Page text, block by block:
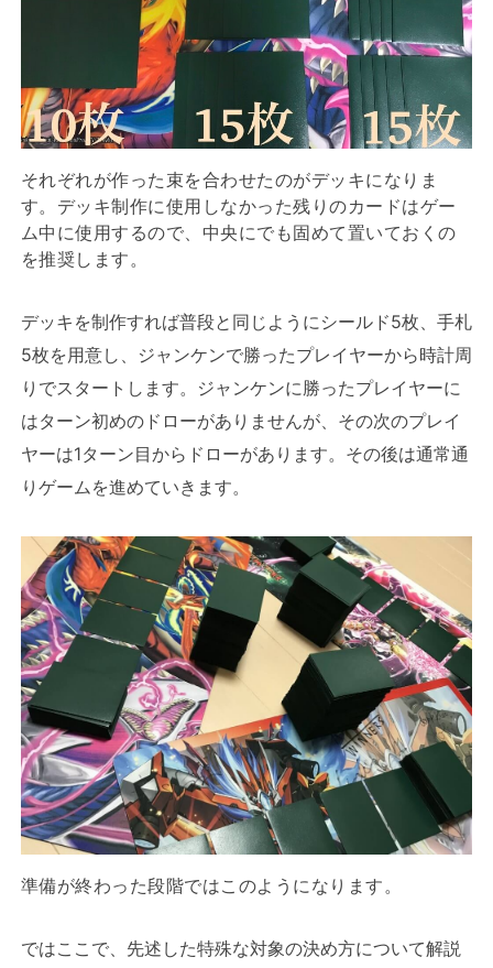
それぞれが作った束を合わせたのがデッキになりま
す。デッキ制作に使用しなかった残りのカードはゲー
ム中に使用するので、中央にでも固めて置いておくの
を推奨します。
デッキを制作すれば普段と同じようにシールド5枚、手札
5枚を用意し、ジャンケンで勝ったプレイヤーから時計周
りでスタートします。ジャンケンに勝ったプレイヤーに
はターン初めのドローがありませんが、その次のプレイ
ヤーは1ターン目からドローがあります。その後は通常通
りゲームを進めていきます。
準備が終わった段階ではこのようになります。
ではここで、先述した特殊な対象の決め方について解説